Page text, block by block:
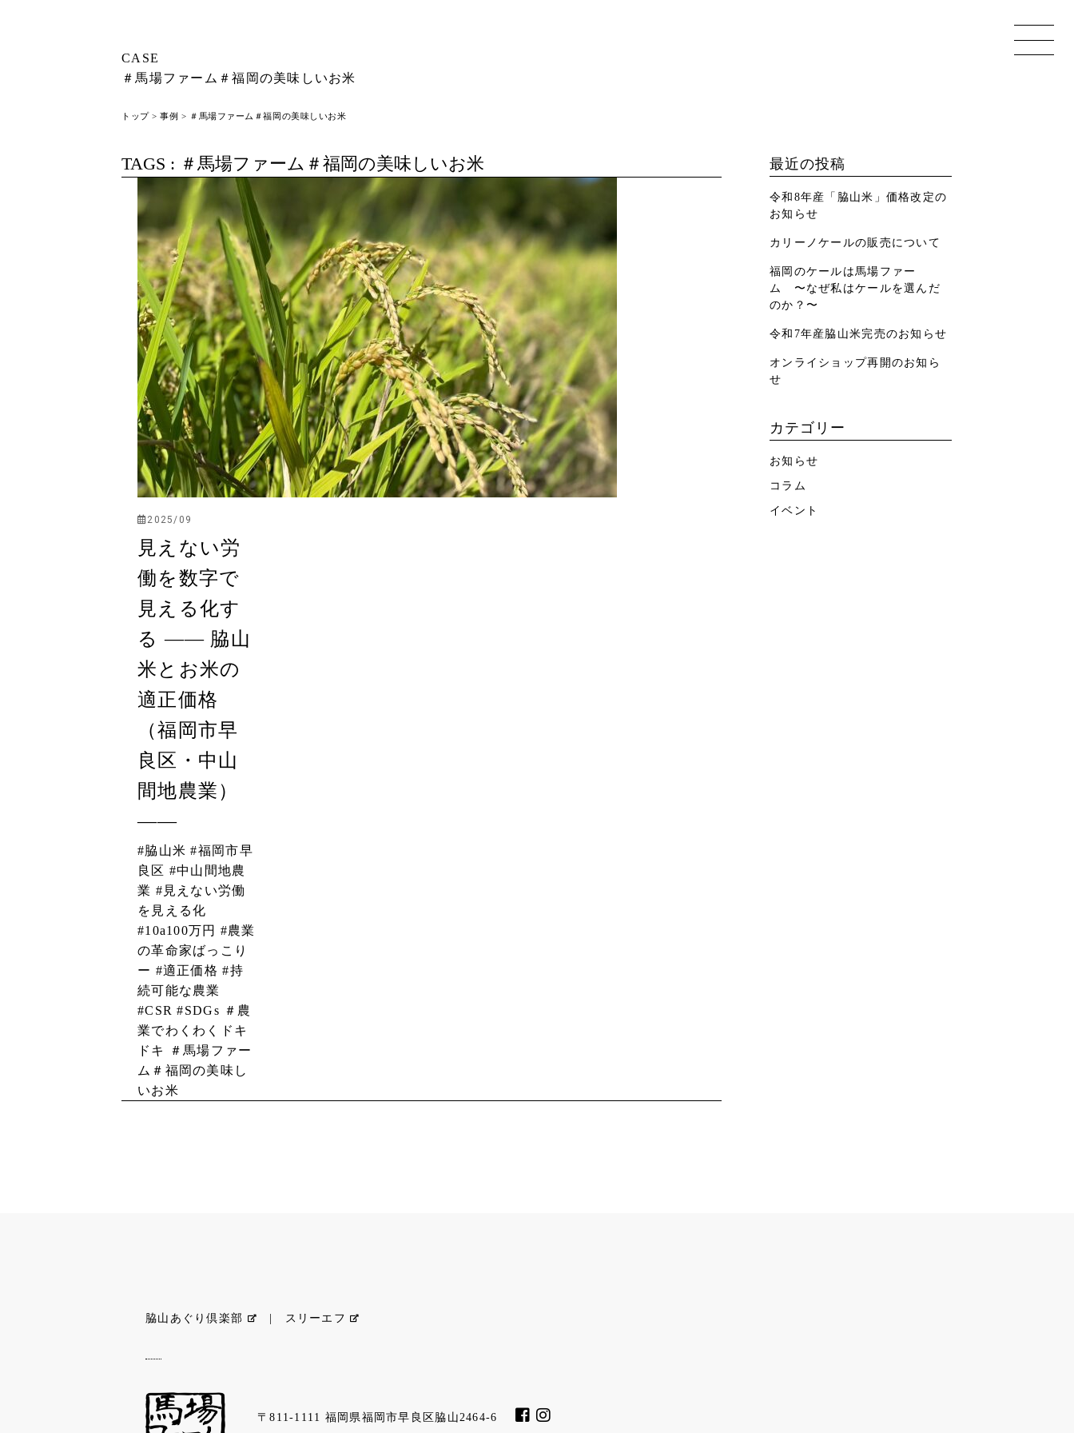
CASE
＃馬場ファーム＃福岡の美味しいお米
トップ>事例 > ＃馬場ファーム＃福岡の美味しいお米
TAGS : ＃馬場ファーム＃福岡の美味しいお米
2025/09
見えない労
働を数字で
見える化す
る ―― 脇山
米とお米の
適正価格
（福岡市早
良区・中山
間地農業）
――
#脇山米 #福岡市早
良区 #中山間地農
業 #見えない労働
を見える化
#10a100万円 #農業
の革命家ばっこり
ー #適正価格 #持
続可能な農業
#CSR #SDGs ＃農
業でわくわくドキ
ドキ
＃馬場ファー
ム＃福岡の美味し
いお米
最近の投稿
令和8年産「脇山米」価格改定の
お知らせ
カリーノケールの販売について
福岡のケールは馬場ファー
ム 〜なぜ私はケールを選んだ
のか？〜
令和7年産脇山米完売のお知らせ
オンライショップ再開のお知ら
せ
カテゴリー
お知らせ
コラム
イベント
脇山あぐり倶楽部 スリーエフ
〒811-1111 福岡県福岡市早良区脇山2464-6